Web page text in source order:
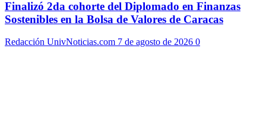
Finalizó 2da cohorte del Diplomado en Finanzas
Sostenibles en la Bolsa de Valores de Caracas
Redacción UnivNoticias.com 7 de agosto de 2026 0